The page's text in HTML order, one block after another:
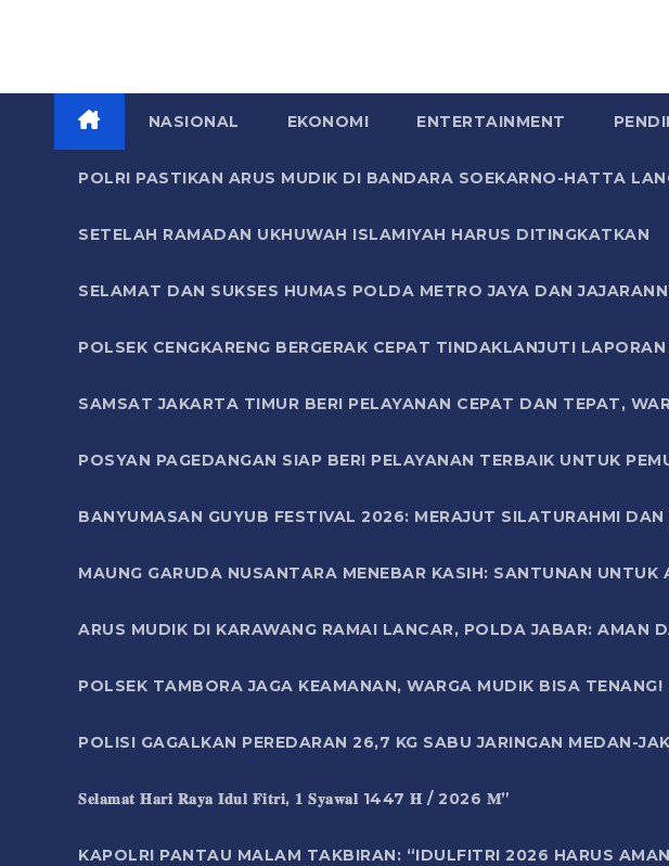
NASIONAL EKONOMI ENTERTAINMENT
POLRI PASTIKAN ARUS MUDIK DI BANDARA SOEKARNO-HATTA
SETELAH RAMADAN UKHUWAH ISLAMIYAH HARUS DITINGKATKAN
SELAMAT DAN SUKSES HUMAS POLDA METRO JAYA DAN
POLSEK CENGKARENG BERGERAK CEPAT TINDAKLANJUTI
SAMSAT JAKARTA TIMUR BERI PELAYANAN CEPAT DAN TEPAT,
POSYAN PAGEDANGAN SIAP BERI PELAYANAN TERBAIK UNTUK
BANYUMASAN GUYUB FESTIVAL 2026: MERAJUT SILATURAHMI
MAUNG GARUDA NUSANTARA MENEBAR KASIH: SANTUNAN
ARUS MUDIK DI KARAWANG RAMAI LANCAR, POLDA JABAR: AMAN
POLSEK TAMBORA JAGA KEAMANAN, WARGA MUDIK BISA TENANG!
POLISI GAGALKAN PEREDARAN 26,7 KG SABU JARINGAN MEDAN-
𝐒𝐞𝐥𝐚𝐦𝐚𝐭 𝐇𝐚𝐫𝐢 𝐑𝐚𝐲𝐚 𝐈𝐝𝐮𝐥 𝐅𝐢𝐭𝐫𝐢, 𝟏 𝐒𝐲𝐚𝐰𝐚𝐥 1447 𝐇 / 2026 𝐌”
KAPOLRI PANTAU MALAM TAKBIRAN: “IDULFITRI 2026 HARUS